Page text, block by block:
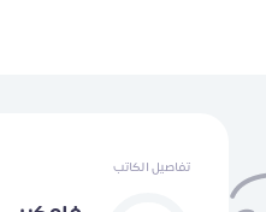
تفاصيل الكاتب